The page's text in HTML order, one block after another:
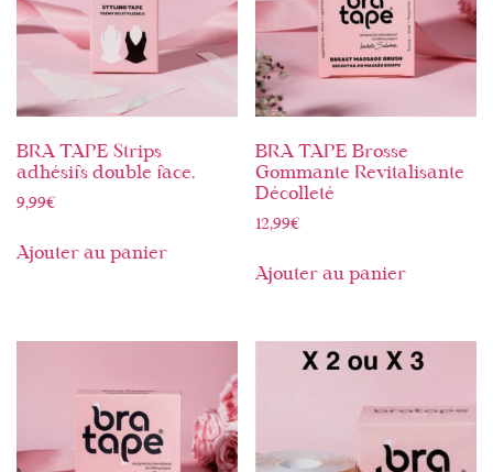
BRA TAPE Strips
adhésifs double face.
9,99€
Ajouter au panier
BRA TAPE Brosse
Gommante Revitalisante
Décolleté
12,99€
Ajouter au panier